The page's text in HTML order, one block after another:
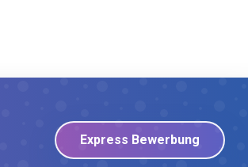
Express Bewerbung